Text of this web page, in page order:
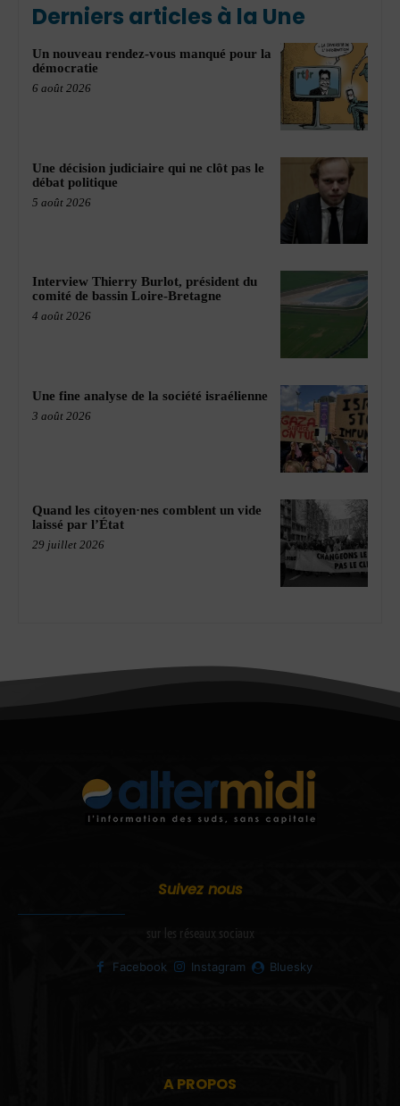
Derniers articles à la Une
Un nouveau rendez-vous manqué pour la
démocratie
6 août 2026
Une décision judiciaire qui ne clôt pas le
débat politique
5 août 2026
Interview Thierry Burlot, président du
comité de bassin Loire-Bretagne
4 août 2026
Une fine analyse de la société israélienne
3 août 2026
Quand les citoyen·nes comblent un vide
laissé par l’État
29 juillet 2026
Suivez nous
sur les réseaux sociaux
Facebook Instagram Bluesky
A PROPOS